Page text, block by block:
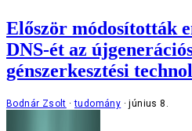
Először módosították
DNS-ét az
génszerkesztési
Bodnár Zsolt tudomány június 8.